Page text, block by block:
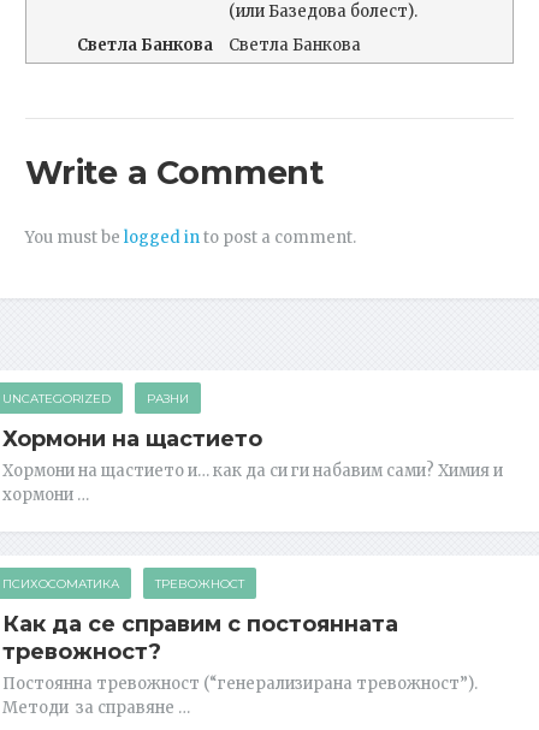
(или Базедова болест).
Светла Банкова
Светла Банкова
Write a Comment
You must be logged into post a comment.
UNCATEGORIZED РАЗНИ
Хормони на щастието
Хормони на щастието и… как да си ги набавим сами? Химия и
хормони …
ПСИХОСОМАТИКА ТРЕВОЖНОСТ
Как да се справим с постоянната
тревожност?
Постоянна тревожност (“генерализирана тревожност”).
Методи за справяне …